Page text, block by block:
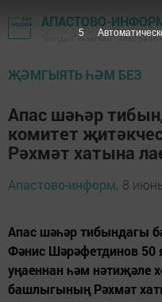
АПАСТОВО-
"Йолдыз" газетасы - Апас
ҖӘМГЫЯТЬ ҺӘМ БЕЗ
Апас шәһәр
комитет
Рәхмәт хатына
Апастово-информ, 8
Апас шәһәр тибындагы
Фәнис Шәрәфетдинов 50
уңаеннан һәм нәтиҗәле
башлыгының Рәхмәт
5